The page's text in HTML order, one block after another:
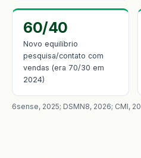
60/40
Novo equilíbrio
pesquisa/contato com
vendas (era 70/30 em
2024)
6sense, 2025; DSMN8, 2026; CMI,